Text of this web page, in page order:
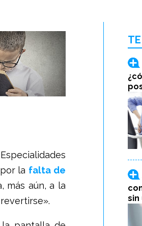
la falta de
más aún, a la
sin